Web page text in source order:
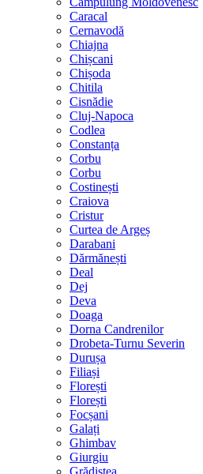
Caracal
Cernavodă
Chiajna
Chișcani
Chișoda
Chitila
Cisnădie
Cluj-Napoca
Codlea
Constanța
Corbu
Corbu
Costinești
Craiova
Cristur
Curtea de Argeș
Darabani
Dărmănești
Deal
Dej
Deva
Doaga
Dorna Candrenilor
Drobeta-Turnu Severin
Durușa
Filiași
Florești
Florești
Focșani
Galați
Ghimbav
Giurgiu
Grădiștea